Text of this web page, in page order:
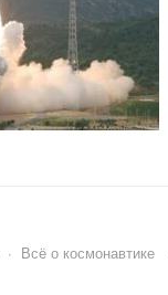
· Всё о космонавтике